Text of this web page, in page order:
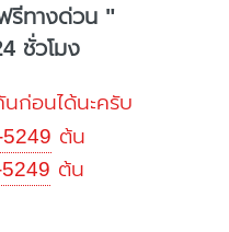
ทางด่วน "
ชั่วโมง
ก่อนได้นะครับ
ต้น
ต้น